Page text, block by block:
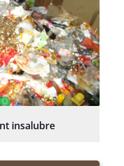
insalubre